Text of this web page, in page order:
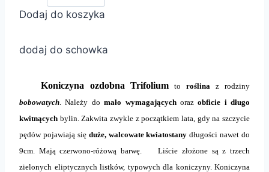
Dodaj do koszyka
dodaj do schowka
Koniczyna ozdobna Trifolium toroślina z rodziny
bobowatych . Należy domało wymagającychorazobficie i długo
kwitnących bylin. Zakwita zwykle z początkiem lata, gdy na szczycie
pędów pojawiają się duże, walcowate kwiatostany długości nawet do
9cm. Mają czerwono-różową barwę. Liście złożone są z trzech
zielonych eliptycznych listków, typowych dla koniczyny. Koniczyna